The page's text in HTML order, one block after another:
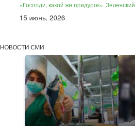
«Господи, какой же придурок». Зеленский
15 июнь, 2026
НОВОСТИ СМИ